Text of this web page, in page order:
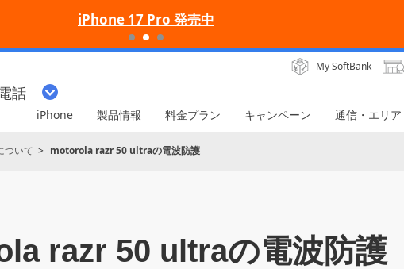
iPhone 17 Pro 発売中
話
My SoftBank
iPhone 製品情報 料金プラン キャンペーン 通信・エリア
ついて motorola razr 50 ultraの電波防護
razr 50 ultraの電波防護